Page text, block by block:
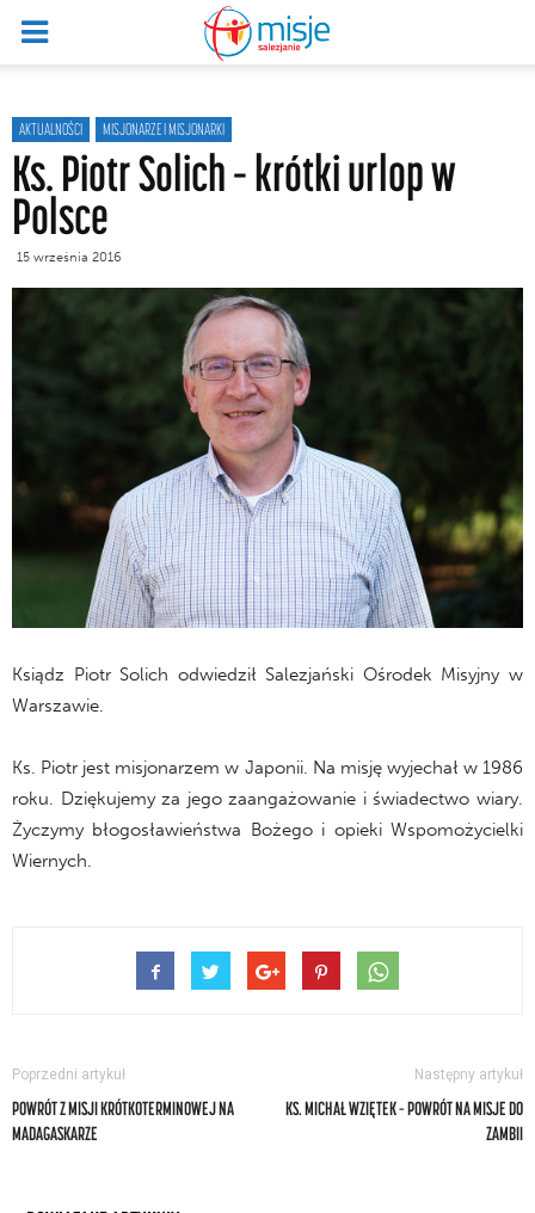
AKTUALNOŚCI MISJONARZE I MISJONARKI
Ks. Piotr Solich – krótki urlop w
Polsce
15 września 2016
Ksiądz Piotr Solich odwiedził Salezjański Ośrodek Misyjny w
Warszawie.
Ks. Piotr jest misjonarzem w Japonii. Na misję wyjechał w 1986
roku. Dziękujemy za jego zaangażowanie i świadectwo wiary.
Życzymy błogosławieństwa Bożego i opieki Wspomożycielki
Wiernych.
Poprzedni artykuł
POWRÓT Z MISJI KRÓTKOTERMINOWEJ NA
MADAGASKARZE
Następny artykuł
KS. MICHAŁ WZIĘTEK – POWRÓT NA MISJE DO
ZAMBII